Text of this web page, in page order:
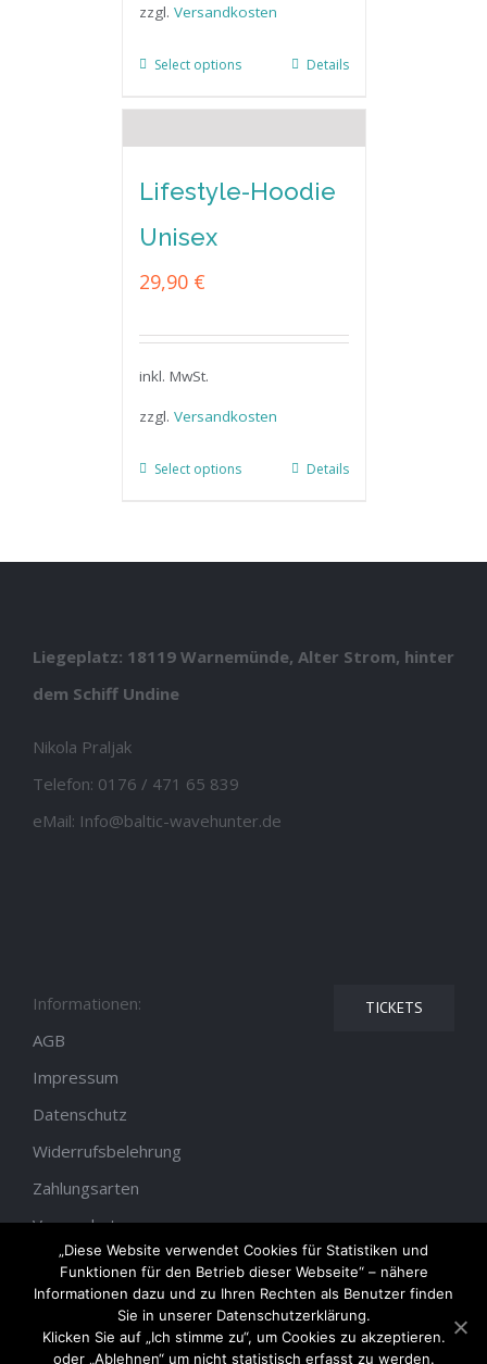
zzgl. Versandkosten
Select options Details
Lifestyle-Hoodie
Unisex
29,90 €
inkl. MwSt.
zzgl. Versandkosten
Select options Details
Liegeplatz: 18119 Warnemünde, Alter Strom, hinter
dem Schiff Undine
Nikola Praljak
Telefon: 0176 / 471 65 839
eMail: Info@baltic-wavehunter.de
Informationen: TICKETS
AGB
Impressum
Datenschutz
Widerrufsbelehrung
Zahlungsarten
Versandarten
„Diese Website verwendet Cookies für Statistiken und
Funktionen für den Betrieb dieser Webseite“ – nähere
Informationen dazu und zu Ihren Rechten als Benutzer finden
Sie in unserer Datenschutzerklärung.
Klicken Sie auf „Ich stimme zu“, um Cookies zu akzeptieren.
oder „Ablehnen“ um nicht statistisch erfasst zu werden.